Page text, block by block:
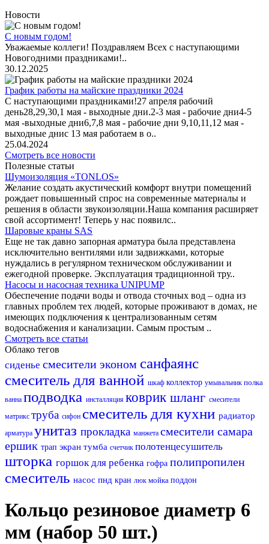
Новости
С новым годом!
Уважаемые коллеги! Поздравляем Всех с наступающими
Новогодними праздниками!..
30.12.2025
График работы на майские праздники 2024
С наступающими праздниками!27 апреля рабочий
день28,29,30,1 мая - выходные дни.2-3 мая - рабочие дни4-5
мая -выходные дни6,7,8 мая - рабочие дни 9,10,11,12 мая -
выходные днис 13 мая работаем в о..
25.04.2024
Смотреть все новости
Полезные статьи
Шумоизоляция «TONLOS»
Желание создать акустический комфорт внутри помещений
рождает повышенный спрос на современные материалы и
решения в области звукоизоляции.Наша компания расширяет
свой ассортимент! Теперь у нас появилс..
Шаровые краны SAS
Еще не так давно запорная арматура была представлена
исключительно вентилями или задвижками, которые
нуждались в регулярном техническом обслуживании и
ежегодной проверке. Эксплуатация традиционной тру..
Насосы и насосная техника UNIPUMP
Обеспечение подачи воды и отвода сточных вод – одна из
главных проблем тех людей, которые проживают в домах, не
имеющих подключения к централизованным сетям
водоснабжения и канализации. Самым простым ..
Смотреть все статьи
Облако тегов
сиденье смесители эконом санфаянс
смеситель для ванной шкаф коллектор умывальник полка
ванна подводка инсталляция коврик шланг смесители
матрикс труба сифон смеситель для кухни радиатор
арматура унитаз прокладка манжета смесители самара
ершик трап экран тумба счетчик полотенцесушитель
шторка горшок для ребенка гофра полипропилен
смеситель насос пнд кран люк мойка поддон
Кольцо резиновое диаметр 6
мм (набор 50 шт.)